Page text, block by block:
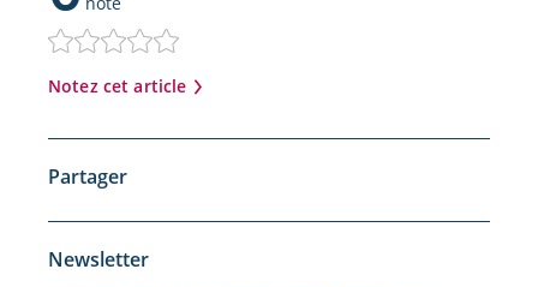
Notez cet article
Newsletter
Partager